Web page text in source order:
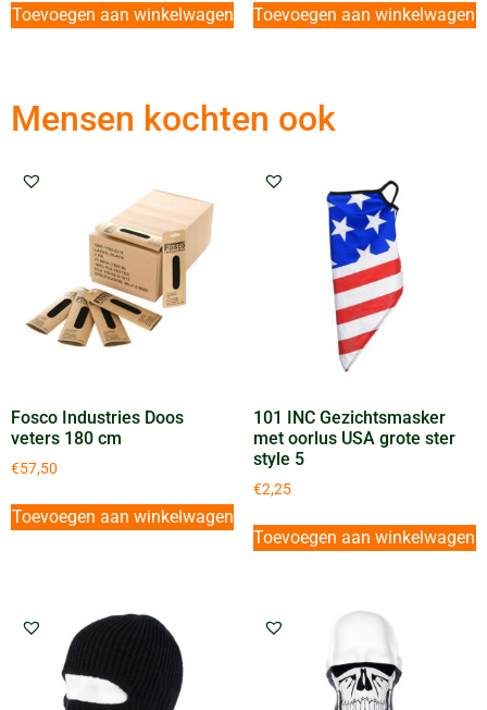
Toevoegen aan winkelwagen Toevoegen aan winkelwagen
Mensen kochten ook
Fosco Industries Doos
veters 180 cm
€57,50
Toevoegen aan winkelwagen
101 INC Gezichtsmasker
met oorlus USA grote ster
style 5
€2,25
Toevoegen aan winkelwagen